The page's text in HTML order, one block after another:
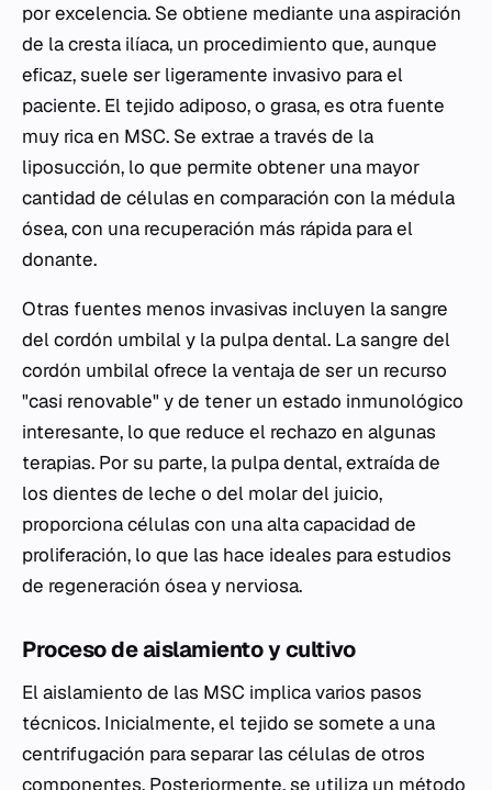
por excelencia. Se obtiene mediante una aspiración
de la cresta ilíaca, un procedimiento que, aunque
eficaz, suele ser ligeramente invasivo para el
paciente. El tejido adiposo, o grasa, es otra fuente
muy rica en MSC. Se extrae a través de la
liposucción, lo que permite obtener una mayor
cantidad de células en comparación con la médula
ósea, con una recuperación más rápida para el
donante.
Otras fuentes menos invasivas incluyen la sangre
del cordón umbilal y la pulpa dental. La sangre del
cordón umbilal ofrece la ventaja de ser un recurso
"casi renovable" y de tener un estado inmunológico
interesante, lo que reduce el rechazo en algunas
terapias. Por su parte, la pulpa dental, extraída de
los dientes de leche o del molar del juicio,
proporciona células con una alta capacidad de
proliferación, lo que las hace ideales para estudios
de regeneración ósea y nerviosa.
Proceso de aislamiento y cultivo
El aislamiento de las MSC implica varios pasos
técnicos. Inicialmente, el tejido se somete a una
centrifugación para separar las células de otros
componentes. Posteriormente, se utiliza un método